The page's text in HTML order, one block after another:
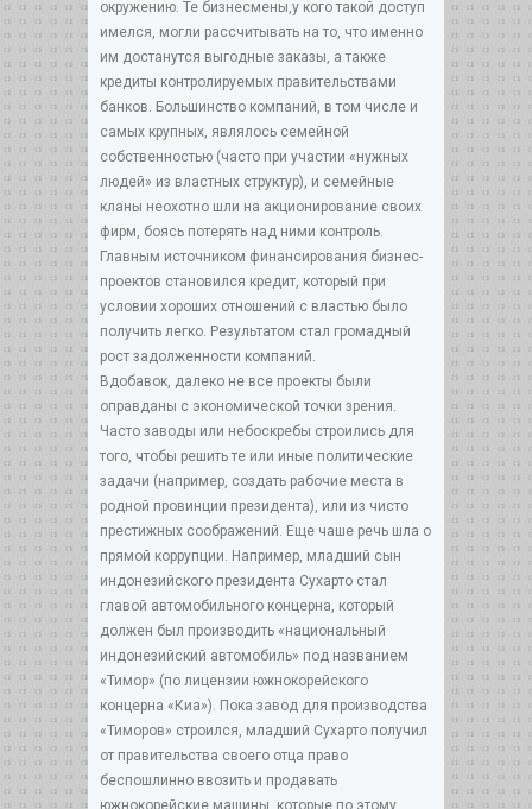
окружению. Те бизнесмены,у кого такой доступ
имелся, могли рассчитывать на то, что именно
им достанутся выгодные заказы, а также
кредиты контролируемых правительствами
банков. Большинство компаний, в том числе и
самых крупных, являлось семейной
собственностью (часто при участии «нужных
людей» из властных структур), и семейные
кланы неохотно шли на акционирование своих
фирм, боясь потерять над ними контроль.
Главным источником финансирования бизнес-
проектов становился кредит, который при
условии хороших отношений с властью было
получить легко. Результатом стал громадный
рост задолженности компаний.
Вдобавок, далеко не все проекты были
оправданы с экономической точки зрения.
Часто заводы или небоскребы строились для
того, чтобы решить те или иные политические
задачи (например, создать рабочие места в
родной провинции президента), или из чисто
престижных соображений. Еще чаше речь шла о
прямой коррупции. Например, младший сын
индонезийского президента Сухарто стал
главой автомобильного концерна, который
должен был производить «национальный
индонезийский автомобиль» под названием
«Тимор» (по лицензии южнокорейского
концерна «Киа»). Пока завод для производства
«Тиморов» строился, младший Сухарто получил
от правительства своего отца право
беспошлинно ввозить и продавать
южнокорейские машины, которые по этому